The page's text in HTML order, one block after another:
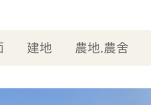
建地 農地.農舍